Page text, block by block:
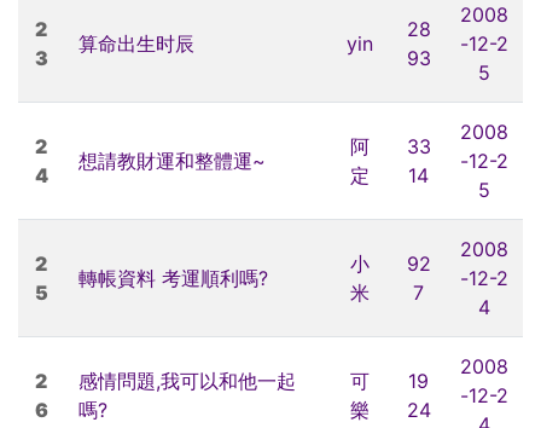
2
3
算命出生时辰 yin
28
93
2008
-12-2
5
2
4
想請教財運和整體運~
阿
定
33
14
2008
-12-2
5
2
5
轉帳資料 考運順利嗎?
小
米
92
7
2008
-12-2
4
2
6
感情問題,我可以和他一起
嗎?
可
樂
19
24
2008
-12-2